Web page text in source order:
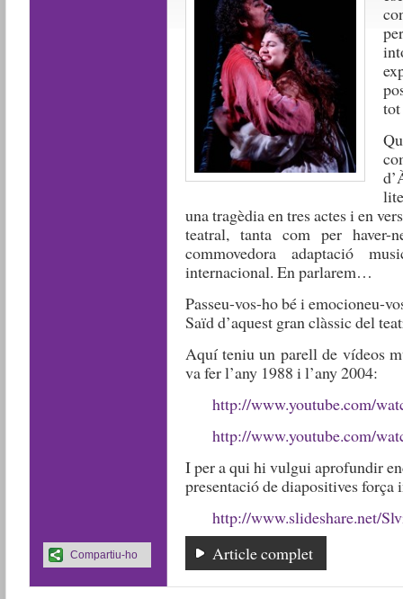
tot
una tragèdia en tres actes i en
teatral, tanta com per
commovedora adaptació
internacional. En parlarem…
Passeu-vos-ho bé i emocioneu-
Saïd d’aquest gran clàssic del
Aquí teniu un parell de vídeos
va fer l’any 1988 i l’any 2004:
http://www.youtube.com/
http://www.youtube.com/
I per a qui hi vulgui aprofundir
presentació de diapositives força
http://www.slideshare.net/
Article complet
Compartiu-ho